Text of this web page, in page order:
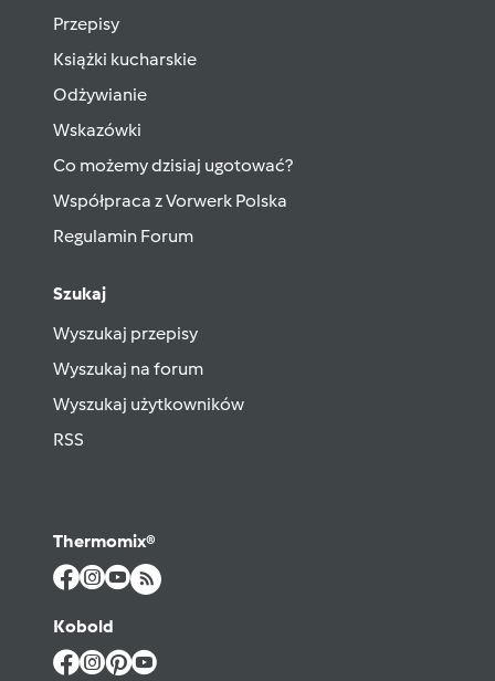
Przepisy
Książki kucharskie
Odżywianie
Wskazówki
Co możemy dzisiaj ugotować?
Współpraca z Vorwerk Polska
Regulamin Forum
Szukaj
Wyszukaj przepisy
Wyszukaj na forum
Wyszukaj użytkowników
RSS
Thermomix®
Kobold